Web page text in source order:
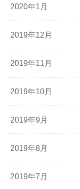
2020年1月
2019年12月
2019年11月
2019年10月
2019年9月
2019年8月
2019年7月